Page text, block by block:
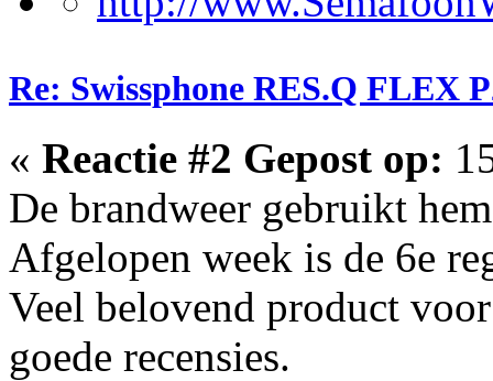
Re: Swissphone RES.Q FLEX
« Reactie #2 Gepost op:
De brandweer gebruikt
Afgelopen week is de 6e
Veel belovend product
goede recensies.